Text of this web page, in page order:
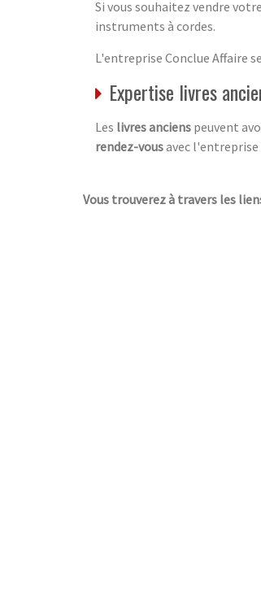
Si vous souhaitez vendre
instruments à cordes.
L'entreprise Conclue Affaire
Expertise livres
Les livres anciens peuvent
rendez-vousavec l'entreprise
Vous trouverez à travers les